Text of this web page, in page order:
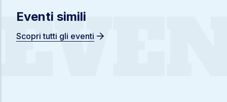
Eventi simili
Scopri tutti gli eventi